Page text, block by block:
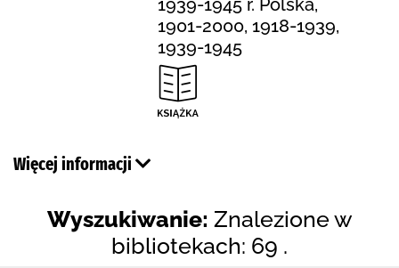
1901-2000, 1918-1939,
1939-1945
Więcej informacji
Wyszukiwanie: Znalezione w
bibliotekach: 69 .